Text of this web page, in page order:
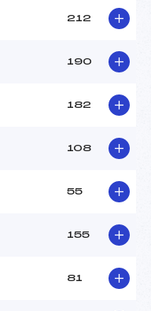
212
190
182
108
55
155
81